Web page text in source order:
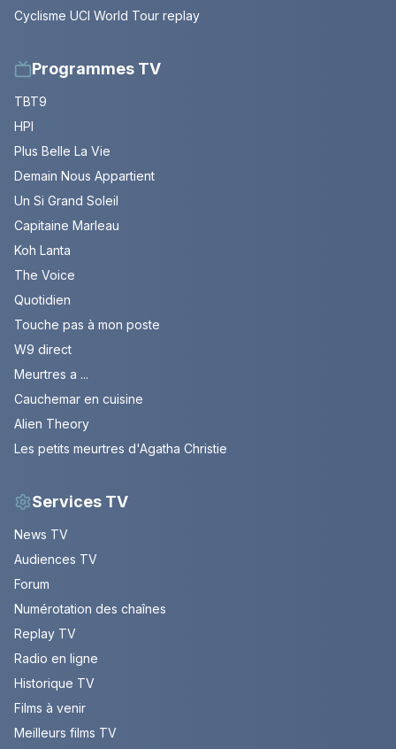
Cyclisme UCI World Tour replay
Programmes TV
TBT9
HPI
Plus Belle La Vie
Demain Nous Appartient
Un Si Grand Soleil
Capitaine Marleau
Koh Lanta
The Voice
Quotidien
Touche pas à mon poste
W9 direct
Meurtres a ...
Cauchemar en cuisine
Alien Theory
Les petits meurtres d'Agatha Christie
Services TV
News TV
Audiences TV
Forum
Numérotation des chaînes
Replay TV
Radio en ligne
Historique TV
Films à venir
Meilleurs films TV